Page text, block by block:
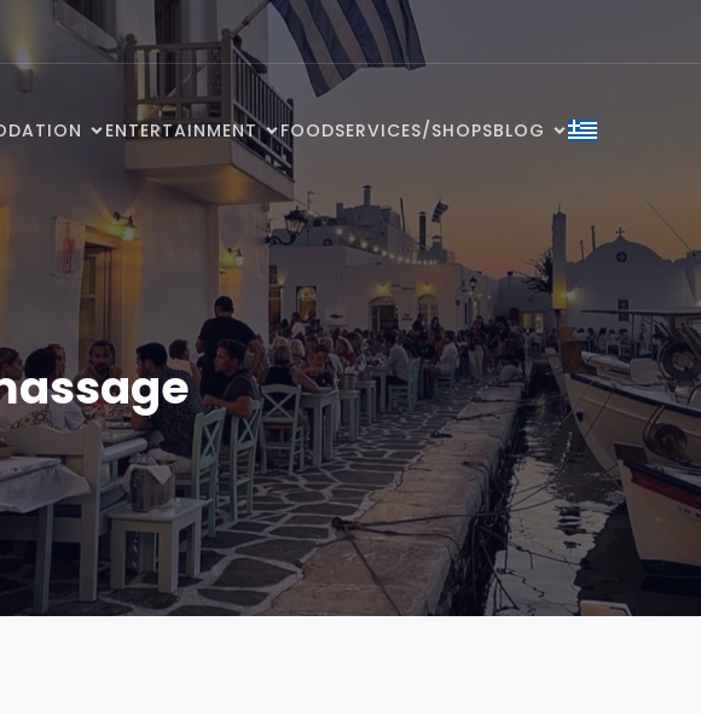
ENTERTAINMENT FOODSERVICES/SHOPSBLOG